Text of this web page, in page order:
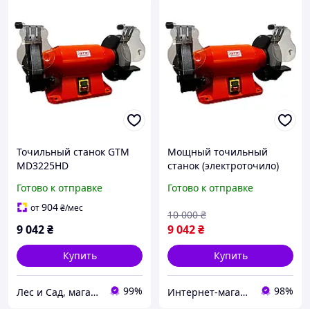
Точильный станок GTM
MD3225HD
Готово к отправке
от904₴/мес
9 042₴
Купить
Лес и Сад, магазин инструментов и садово-парковой техники 99%
Мощный точильный
станок (электроточило)
круг 250 мм, 2950 об/мин,
Готово к отправке
9 042₴
10 000 ₴
Купить
Интернет-магазин "Instatool" 98%